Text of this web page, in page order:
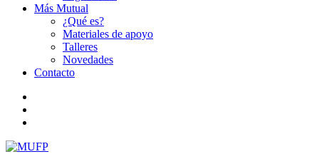
Más Mutual
¿Qué es?
Materiales de apoyo
Talleres
Novedades
Contacto